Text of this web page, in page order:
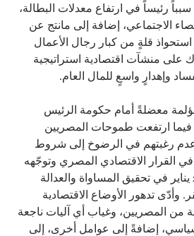
رئيساً في ارتفاع معدلات البطالة،
الاجتماعي، إضافة إلى مانتج عن
قلةٍ من كبار رجال الأعمال
على منشآت اقتصادية استراتيجية
وإهدارٍ واسعٍ للمال العام.
معضلةً أمام حكومة الرئيس
ارتفعت طموحات المصريين
رغبتهم في الرضوخ إلى شروط
في القرار الاقتصادي المصري وتوجّهه
بعيداً من أهداف ثورة 25 يناير في تحقيق المساواة والعدالة
وأدّى تدهور الأوضاع الاقتصادية
من المصريين، وغياب أي آليات ناجعة
إضافةً إلى عوامل أخرى، إلى